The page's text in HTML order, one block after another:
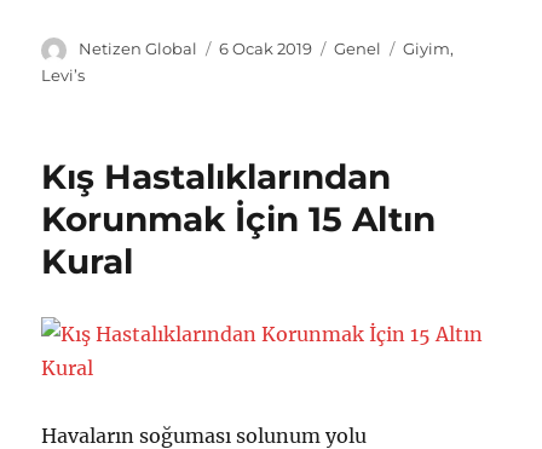
Y
a
Netizen Global
Y
t
r
6 Ocak 2019
K
o
i
Genel
E
e
Giyim,
Levi’s
Kış Hastalıklarından
Korunmak İçin 15 Altın
Kural
Havaların soğuması solunum yolu